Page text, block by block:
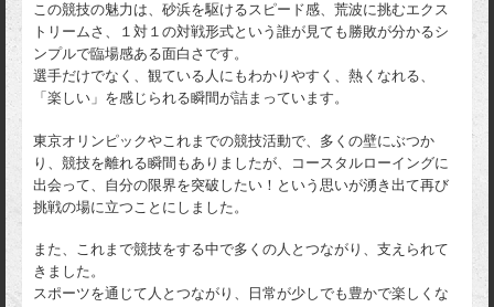
この競技の魅力は、砂浜を駆けるスピード感、荒波に挑むエクス
トリームさ、１対１の対戦形式という誰が見ても勝敗が分かるシ
ンプルで臨場感ある面白さです。
選手だけでなく、観ている人にもわかりやすく、熱くなれる、
「楽しい」を感じられる瞬間が詰まっています。
東京オリンピックやこれまでの競技活動で、多くの壁にぶつか
り、競技を離れる瞬間もありましたが、コースタルローイングに
出会って、自分の限界を突破したい！という思いが湧き出て再び
挑戦の場に立つことにしました。
また、これまで競技をする中で多くの人とつながり、支えられて
きました。
スポーツを通じて人とつながり、日常が少しでも豊かで楽しくな